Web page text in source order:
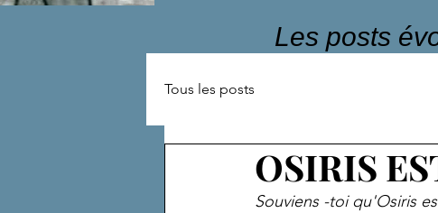
Les posts
Tous les posts
OSIRIS
Souviens -toi qu'Osiris